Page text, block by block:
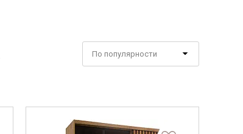
Мебельный щит
Топливные брикеты
Щепа древесная
ПОДОБРАТЬ
По популярности